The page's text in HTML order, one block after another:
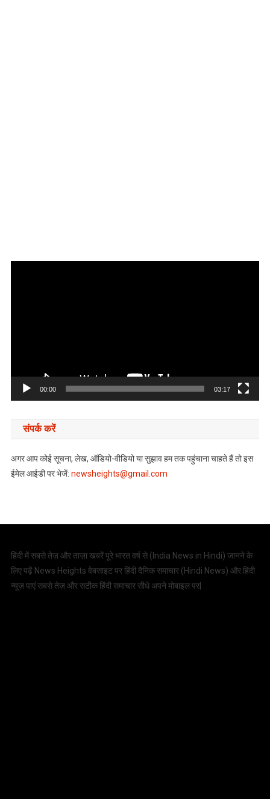
00:00 03:17
संपर्क करें
अगर आप कोई सूचना, लेख, ऑडियो-वीडियो या सुझाव हम तक पहुंचाना चाहते हैं तो इस
ईमेल आईडी पर भेजें: newsheights@gmail.com
हिंदी में सबसे तेज़ और ताज़ा खबरें पूरे भारत वर्ष से ( India News in Hindi) जानने के
लिए पढ़ें News Heights वेबसाइट पर हिंदी दैनिक समाचार (Hindi News) और हिंदी
न्यूज़ पाएं सबसे तेज़ और सटीक हिंदी समाचार सीधे अपने मोबाइल पर|